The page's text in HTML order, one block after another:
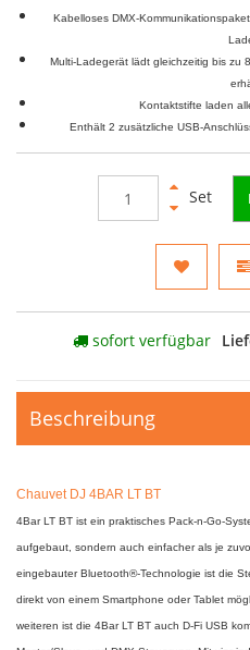
Kabelloses DMX-
Multi-Ladegerät lädt gleichzeitig bis zu
Kontaktstifte laden
Enthält 2 zusätzliche USB-
Set
sofort verfügbar
Beschreibung
Chauvet DJ 4BAR LT BT
4Bar LT BT ist ein praktisches Pack-n-Go-
aufgebaut, sondern auch einfacher als je
eingebauter Bluetooth®-Technologie ist die
direkt von einem Smartphone oder Tablet
weiteren ist die 4Bar LT BT auch D-Fi USB